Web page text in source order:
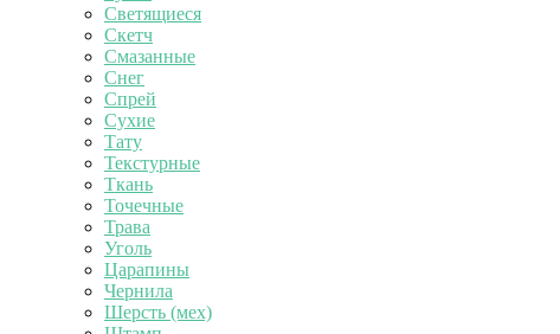
Светящиеся
Скетч
Смазанные
Снег
Спрей
Сухие
Тату
Текстурные
Ткань
Точечные
Трава
Уголь
Царапины
Чернила
Шерсть (мех)